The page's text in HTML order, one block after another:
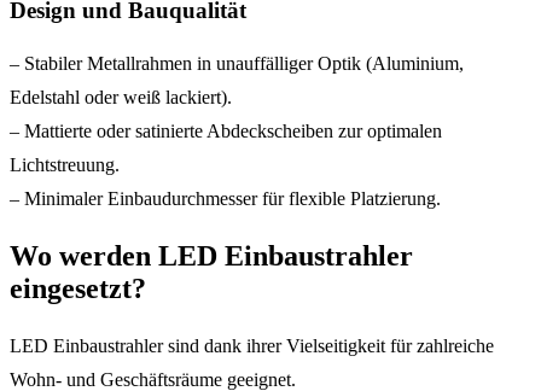
Design und Bauqualität
– Stabiler Metallrahmen in unauffälliger Optik (Aluminium,
Edelstahl oder weiß lackiert).
– Mattierte oder satinierte Abdeckscheiben zur optimalen
Lichtstreuung.
– Minimaler Einbaudurchmesser für flexible Platzierung.
Wo werden LED Einbaustrahler
eingesetzt?
LED Einbaustrahler sind dank ihrer Vielseitigkeit für zahlreiche
Wohn- und Geschäftsräume geeignet.